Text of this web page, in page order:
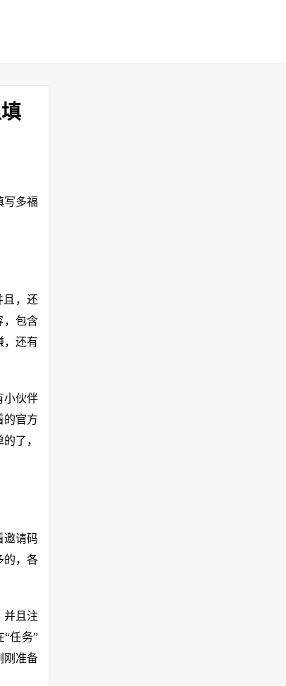
写多福
且，还
，包含
，还有
小伙伴
的官方
了，
邀请码
的，各
并且注
“任务”
刚准备